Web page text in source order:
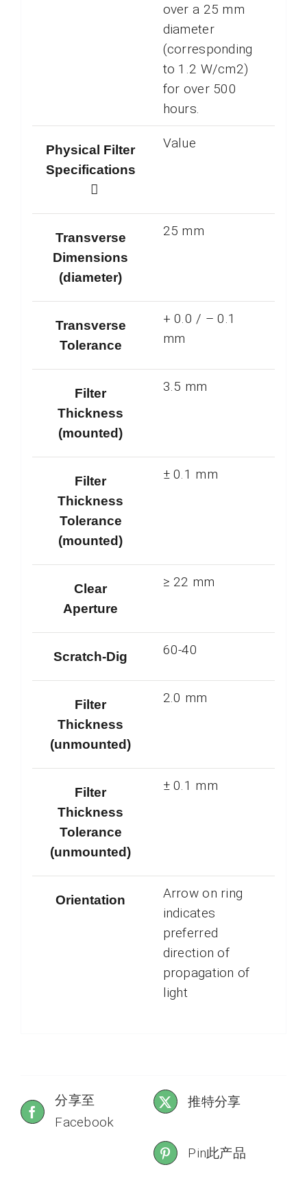
over a 25 mm
diameter
(corresponding
to 1.2 W/cm2)
for over 500
hours.
Physical Filter
Specifications
Value
Transverse
Dimensions
(diameter)
25 mm
Transverse
Tolerance
+ 0.0 / – 0.1
mm
Filter
Thickness
(mounted)
3.5 mm
Filter
Thickness
Tolerance
(mounted)
± 0.1 mm
Clear
Aperture
≥ 22 mm
Scratch-Dig 60-40
Filter
Thickness
(unmounted)
2.0 mm
Filter
Thickness
Tolerance
(unmounted)
± 0.1 mm
Orientation
Arrow on ring
indicates
preferred
direction of
propagation of
light
分享至
Facebook
推特分享
Pin此产品